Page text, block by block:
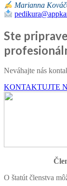
Marianna
Ste
Neváhajte nás
KONTAKTUJTE
O štatút členstva